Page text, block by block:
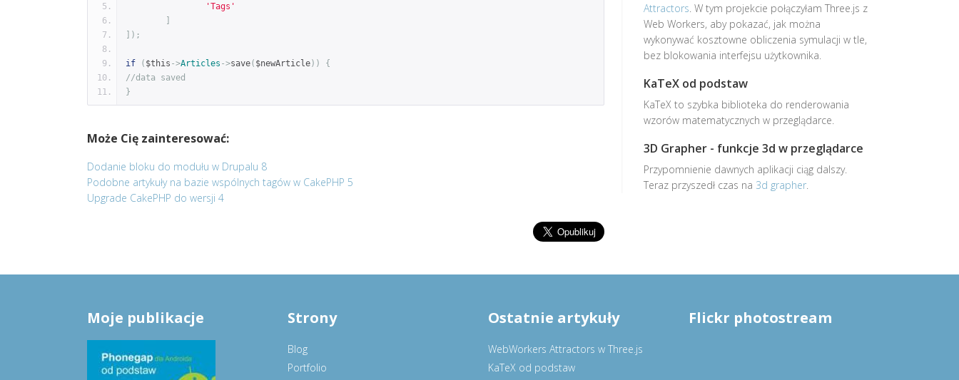
'Tags'
]
]);
if ( $this ->Articles ->save( $newArticle))
{
//data saved
}
Może Cię zainteresować:
Dodanie bloku do modułu w Drupalu 8
Podobne artykuły na bazie wspólnych tagów w CakePHP 5
Upgrade CakePHP do wersji 4
Attractors . W tym projekcie połączyłam Three.js z
Web Workers, aby pokazać, jak można
wykonywać kosztowne obliczenia symulacji w tle,
bez blokowania interfejsu użytkownika.
KaTeX od podstaw
KaTeX to szybka biblioteka do renderowania
wzorów matematycznych w przeglądarce.
3D Grapher - funkcje 3d w przeglądarce
Przypomnienie dawnych aplikacji ciąg dalszy.
Teraz przyszedł czas na 3d grapher
Moje publikacje Strony
Blog
Portfolio
Ostatnie artykuły
WebWorkers Attractors w Three.js
KaTeX od podstaw
Flickr photostream